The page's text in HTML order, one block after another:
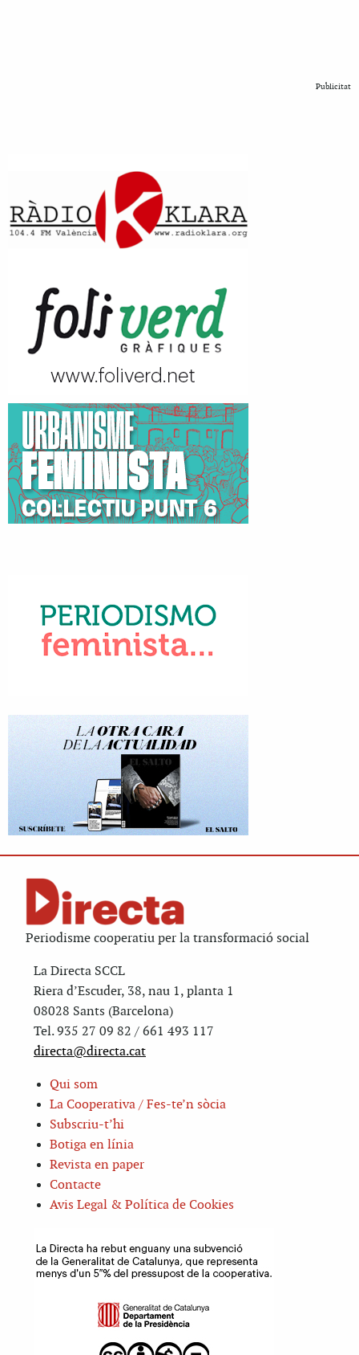
Publicitat
Periodisme cooperatiu per la transformació social
La Directa SCCL
Riera d’Escuder, 38, nau 1, planta 1
08028 Sants (Barcelona)
Tel. 935 27 09 82 / 661 493 117
directa@directa.cat
Qui som
La Cooperativa / Fes-te’n sòcia
Subscriu-t’hi
Botiga en línia
Revista en paper
Contacte
Avis Legal & Política de Cookies